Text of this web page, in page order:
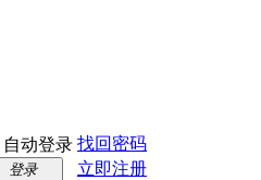
自动登录 找回密码
登录
立即注册